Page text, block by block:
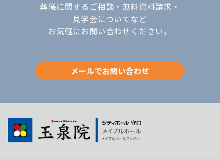
葬儀に関するご相談・無料資料請求・
見学会についてなど
お気軽にお問い合わせください。
メールでお問い合わせ